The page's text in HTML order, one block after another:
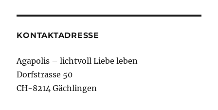
KONTAKTADRESSE
Agapolis – lichtvoll Liebe leben
Dorfstrasse 50
CH-8214 Gächlingen